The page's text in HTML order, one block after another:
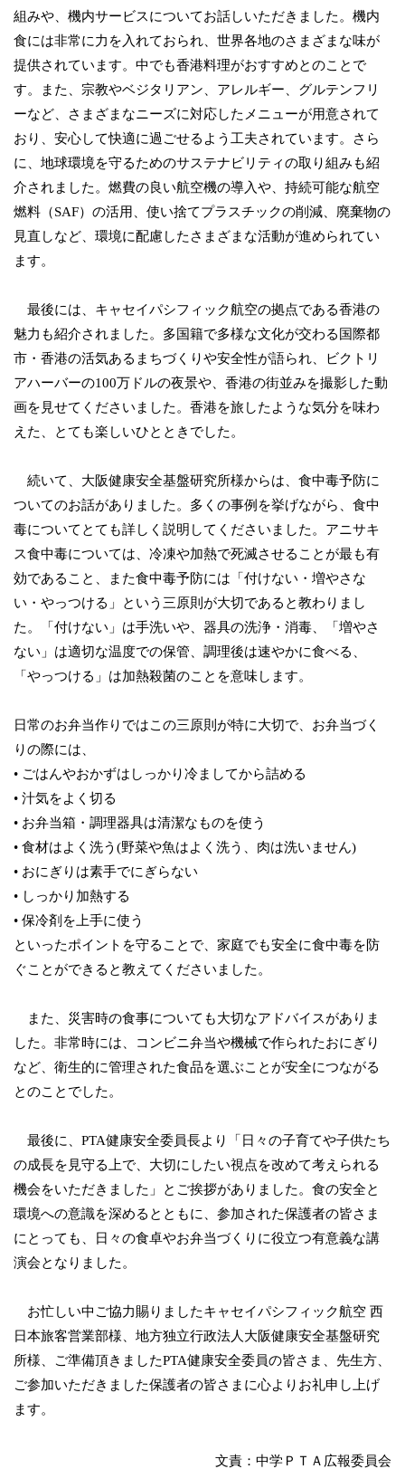
組みや、機内サービスについてお話しいただきました。機内
食には非常に力を入れておられ、世界各地のさまざまな味が
提供されています。中でも香港料理がおすすめとのことで
す。また、宗教やベジタリアン、アレルギー、グルテンフリ
ーなど、さまざまなニーズに対応したメニューが用意されて
おり、安心して快適に過ごせるよう工夫されています。さら
に、地球環境を守るためのサステナビリティの取り組みも紹
介されました。燃費の良い航空機の導入や、持続可能な航空
燃料（SAF）の活用、使い捨てプラスチックの削減、廃棄物の
見直しなど、環境に配慮したさまざまな活動が進められてい
ます。
最後には、キャセイパシフィック航空の拠点である香港の
魅力も紹介されました。多国籍で多様な文化が交わる国際都
市・香港の活気あるまちづくりや安全性が語られ、ビクトリ
アハーバーの100万ドルの夜景や、香港の街並みを撮影した動
画を見せてくださいました。香港を旅したような気分を味わ
えた、とても楽しいひとときでした。
続いて、大阪健康安全基盤研究所様からは、食中毒予防に
ついてのお話がありました。多くの事例を挙げながら、食中
毒についてとても詳しく説明してくださいました。アニサキ
ス食中毒については、冷凍や加熱で死滅させることが最も有
効であること、また食中毒予防には「付けない・増やさな
い・やっつける」という三原則が大切であると教わりまし
た。「付けない」は手洗いや、器具の洗浄・消毒、「増やさ
ない」は適切な温度での保管、調理後は速やかに食べる、
「やっつける」は加熱殺菌のことを意味します。
日常のお弁当作りではこの三原則が特に大切で、お弁当づく
りの際には、
• ごはんやおかずはしっかり冷ましてから詰める
• 汁気をよく切る
• お弁当箱・調理器具は清潔なものを使う
• 食材はよく洗う(野菜や魚はよく洗う、肉は洗いません)
• おにぎりは素手でにぎらない
• しっかり加熱する
• 保冷剤を上手に使う
といったポイントを守ることで、家庭でも安全に食中毒を防
ぐことができると教えてくださいました。
また、災害時の食事についても大切なアドバイスがありま
した。非常時には、コンビニ弁当や機械で作られたおにぎり
など、衛生的に管理された食品を選ぶことが安全につながる
とのことでした。
最後に、PTA健康安全委員長より「日々の子育てや子供たち
の成長を見守る上で、大切にしたい視点を改めて考えられる
機会をいただきました」とご挨拶がありました。食の安全と
環境への意識を深めるとともに、参加された保護者の皆さま
にとっても、日々の食卓やお弁当づくりに役立つ有意義な講
演会となりました。
お忙しい中ご協力賜りましたキャセイパシフィック航空 西
日本旅客営業部様、地方独立行政法人大阪健康安全基盤研究
所様、ご準備頂きましたPTA健康安全委員の皆さま、先生方、
ご参加いただきました保護者の皆さまに心よりお礼申し上げ
ます。
文責：中学ＰＴＡ広報委員会